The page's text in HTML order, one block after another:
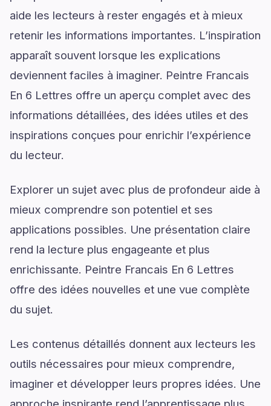
aide les lecteurs à rester engagés et à mieux
retenir les informations importantes. L’inspiration
apparaît souvent lorsque les explications
deviennent faciles à imaginer. Peintre Francais
En 6 Lettres offre un aperçu complet avec des
informations détaillées, des idées utiles et des
inspirations conçues pour enrichir l’expérience
du lecteur.
Explorer un sujet avec plus de profondeur aide à
mieux comprendre son potentiel et ses
applications possibles. Une présentation claire
rend la lecture plus engageante et plus
enrichissante. Peintre Francais En 6 Lettres
offre des idées nouvelles et une vue complète
du sujet.
Les contenus détaillés donnent aux lecteurs les
outils nécessaires pour mieux comprendre,
imaginer et développer leurs propres idées. Une